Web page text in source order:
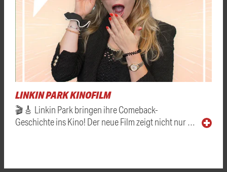
LINKIN PARK KINOFILM
🎬🎸 Linkin Park bringen ihre Comeback-
Geschichte ins Kino! Der neue Film zeigt nicht nur …